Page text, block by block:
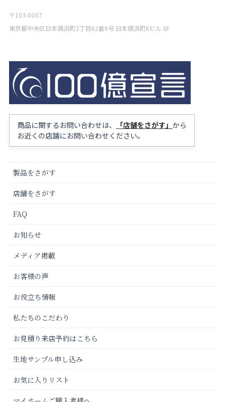
〒103-0007
東京都中央区日本橋浜町2丁目62番6号 日本橋浜町Kビル 8F
商品に関するお問い合わせは、 「店舗をさがす」 から
お近くの店舗にお問い合わせください。
製品をさがす
店舗をさがす
FAQ
お知らせ
メディア掲載
お客様の声
お役立ち情報
私たちのこだわり
お見積り来店予約はこちら
生地サンプル申し込み
お気に入りリスト